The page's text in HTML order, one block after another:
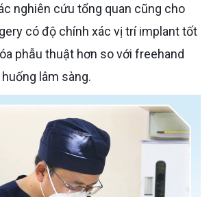
nghiên cứu tổng quan cũng cho
có độ chính xác vị trí implant tốt
phẫu thuật hơn so với freehand
lâm sàng.